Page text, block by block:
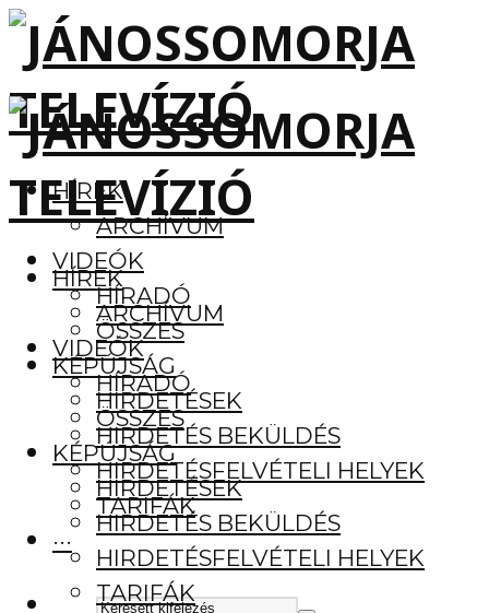
HÍREK
ARCHÍVUM
VIDEÓK
HÍRADÓ
ÖSSZES
KÉPÚJSÁG
HIRDETÉSEK
HIRDETÉS BEKÜLDÉS
HIRDETÉSFELVÉTELI HELYEK
TARIFÁK
···
HÍREK
ARCHÍVUM
VIDEÓK
HÍRADÓ
ÖSSZES
KÉPÚJSÁG
HIRDETÉSEK
HIRDETÉS BEKÜLDÉS
HIRDETÉSFELVÉTELI HELYEK
TARIFÁK